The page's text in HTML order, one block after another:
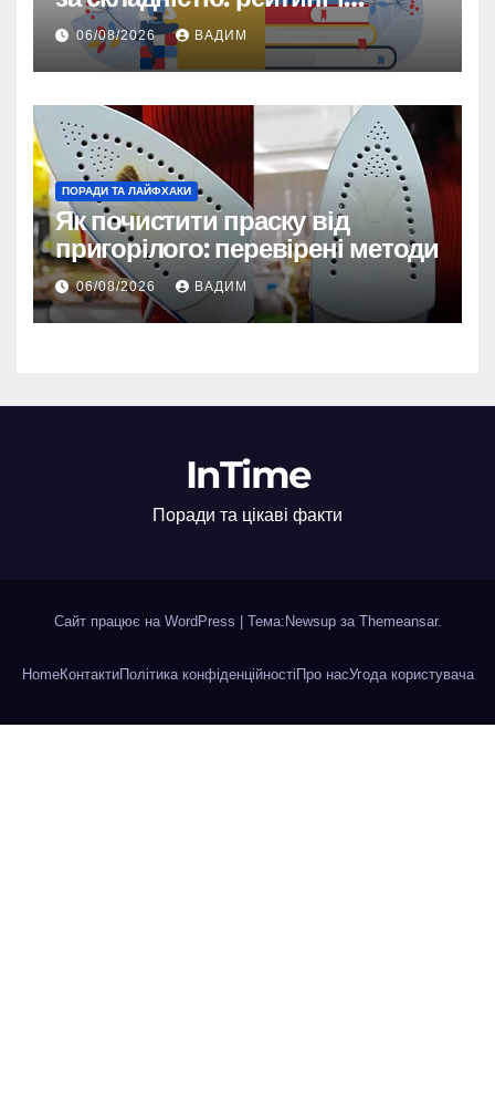
реальність
06/08/2026 ВАДИМ
ПОРАДИ ТА ЛАЙФХАКИ
Як почистити праску від
пригорілого: перевірені методи
06/08/2026 ВАДИМ
InTime
Поради та цікаві факти
Сайт працює на WordPress Тема:Newsup за Themeansar.
HomeКонтактиПолітика конфіденційності Про насУгода користувача